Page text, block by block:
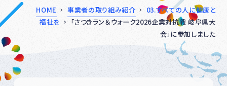
HOME 事業者の取り組み紹介
03.すべての人に健康と
福祉を
「さつきラン＆ウォーク2026企業対抗戦 岐阜県大
会」に参加しました